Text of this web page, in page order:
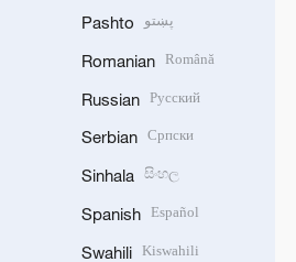
Pashto پښتو
Romanian Română
Russian Русский
Serbian Српски
Sinhala සිංහල
Spanish Español
Swahili Kiswahili